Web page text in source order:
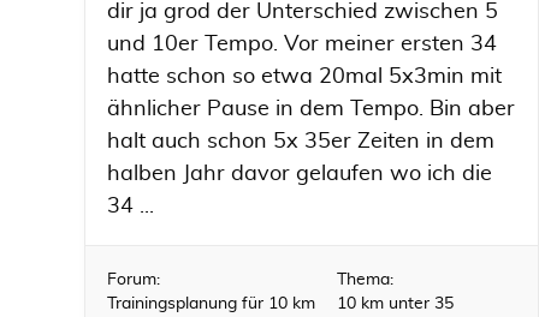
dir ja grod der Unterschied zwischen 5
und 10er Tempo. Vor meiner ersten 34
hatte schon so etwa 20mal 5x3min mit
ähnlicher Pause in dem Tempo. Bin aber
halt auch schon 5x 35er Zeiten in dem
halben Jahr davor gelaufen wo ich die
34 ...
Forum:
Trainingsplanung für 10 km
Thema:
10 km unter 35